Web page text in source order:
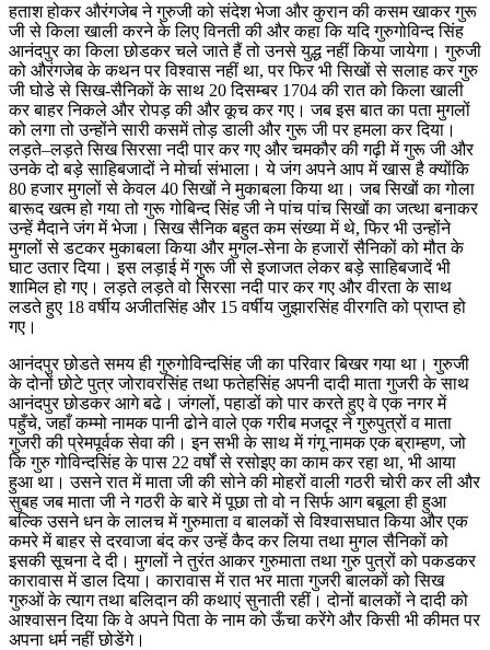
हताश होकर औरंगजेब ने गुरुजी को संदेश भेजा और कुरान की कसम खाकर गुरू
जी से किला खाली करने के लिए विनती की और कहा कि यदि गुरुगोविन्द सिंह
आनंदपुर का किला छोडकर चले जाते हैं तो उनसे युद्ध नहीं किया जायेगा। गुरुजी
को औरंगजेब के कथन पर विश्वास नहीं था, पर फिर भी सिखों से सलाह कर गुरु
जी घोडे से सिख-सैनिकों के साथ 20 दिसम्बर 1704 की रात को किला खाली
कर बाहर निकले और रोपड़ की और कूच कर गए। जब इस बात का पता मुगलों
को लगा तो उन्होंने सारी कसमें तोड़ डाली और गुरू जी पर हमला कर दिया।
लड़ते–लड़ते सिख सिरसा नदी पार कर गए और चमकौर की गढ़ी में गुरू जी और
उनके दो बड़े साहिबजादों ने मोर्चा संभाला। ये जंग अपने आप में खास है क्योंकि
80 हजार मुगलों से केवल 40 सिखों ने मुकाबला किया था। जब सिखों का गोला
बारूद खत्म हो गया तो गुरू गोबिन्द सिंह जी ने पांच पांच सिखों का जत्था बनाकर
उन्हें मैदाने जंग में भेजा। सिख सैनिक बहुत कम संख्या में थे, फिर भी उन्होंने
मुगलों से डटकर मुकाबला किया और मुगल-सेना के हजारों सैनिकों को मौत के
घाट उतार दिया। इस लड़ाई में गुरू जी से इजाजत लेकर बड़े साहिबजादें भी
शामिल हो गए। लड़ते लड़ते वो सिरसा नदी पार कर गए और वीरता के साथ
लडते हुए 18 वर्षीय अजीतसिंह और 15 वर्षीय जुझारसिंह वीरगति को प्राप्त हो
गए।
आनंदपुर छोडते समय ही गुरुगोविन्दसिंह जी का परिवार बिखर गया था। गुरुजी
के दोनों छोटे पुत्र जोरावरसिंह तथा फतेहसिंह अपनी दादी माता गुजरी के साथ
आनंदपुर छोडकर आगे बढे। जंगलों, पहाडों को पार करते हुए वे एक नगर में
पहुँचे, जहाँ कम्मो नामक पानी ढोने वाले एक गरीब मजदूर ने गुरुपुत्रों व माता
गुजरी की प्रेमपूर्वक सेवा की। इन सभी के साथ में गंगू नामक एक ब्राम्हण, जो
कि गुरु गोविन्दसिंह के पास 22 वर्षों से रसोइए का काम कर रहा था, भी आया
हुआ था। उसने रात में माता जी की सोने की मोहरों वाली गठरी चोरी कर ली और
सुबह जब माता जी ने गठरी के बारे में पूछा तो वो न सिर्फ आग बबूला ही हुआ
बल्कि उसने धन के लालच में गुरुमाता व बालकों से विश्वासघात किया और एक
कमरे में बाहर से दरवाजा बंद कर उन्हें कैद कर लिया तथा मुगल सैनिकों को
इसकी सूचना दे दी। मुगलों ने तुरंत आकर गुरुमाता तथा गुरु पुत्रों को पकडकर
कारावास में डाल दिया। कारावास में रात भर माता गुजरी बालकों को सिख
गुरुओं के त्याग तथा बलिदान की कथाएं सुनाती रहीं। दोनों बालकों ने दादी को
आश्वासन दिया कि वे अपने पिता के नाम को ऊँचा करेंगे और किसी भी कीमत पर
अपना धर्म नहीं छोडेंगे।